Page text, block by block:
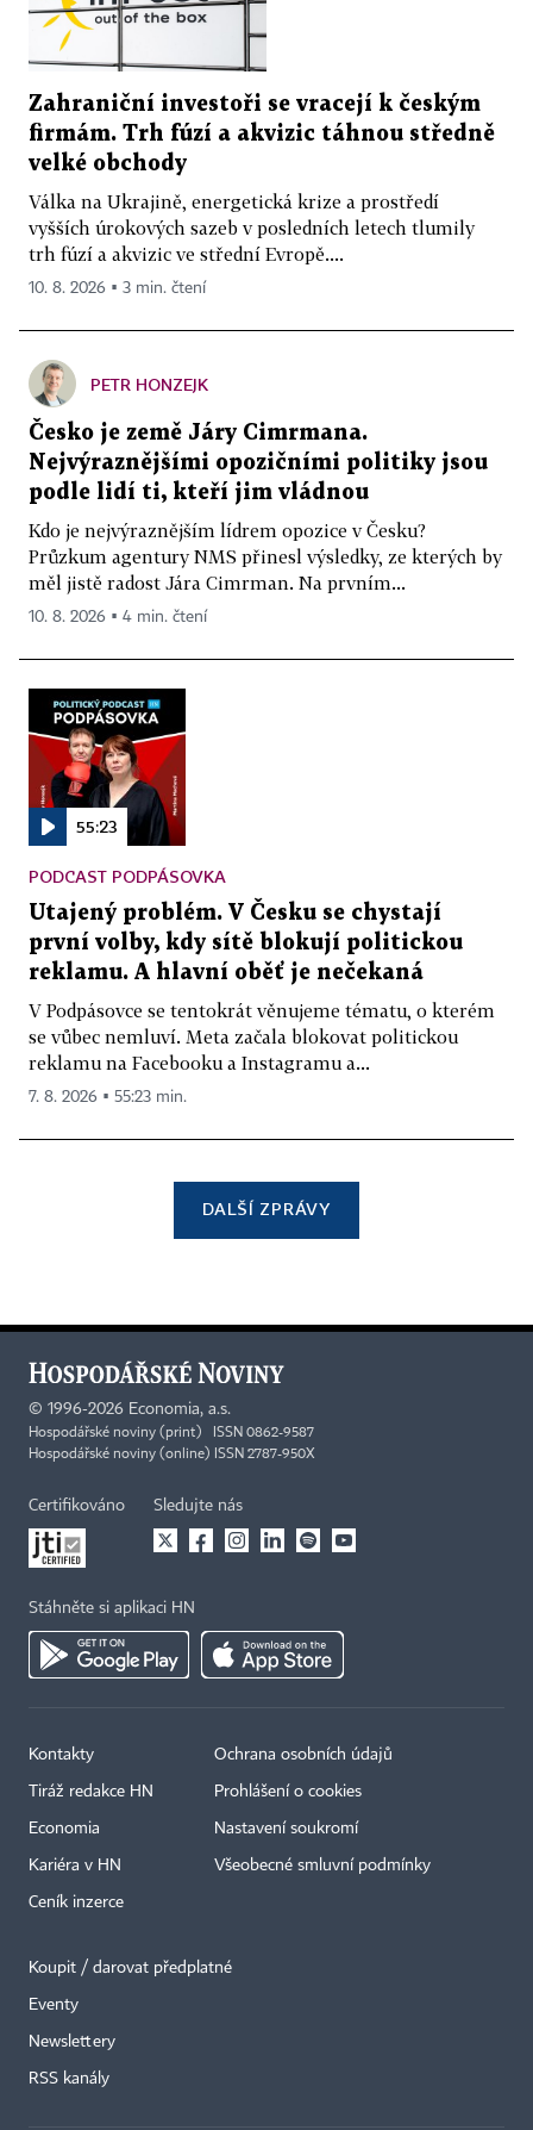
Zahraniční investoři se vracejí k českým
firmám. Trh fúzí a akvizic táhnou středně
velké obchody
Válka na Ukrajině, energetická krize a prostředí
vyšších úrokových sazeb v posledních letech tlumily
trh fúzí a akvizic ve střední Evropě....
10. 8. 2026 ▪ 3 min. čtení
PETR HONZEJK
Česko je země Járy Cimrmana.
Nejvýraznějšími opozičními politiky jsou
podle lidí ti, kteří jim vládnou
Kdo je nejvýraznějším lídrem opozice v Česku?
Průzkum agentury NMS přinesl výsledky, ze kterých by
měl jistě radost Jára Cimrman. Na prvním...
10. 8. 2026 ▪ 4 min. čtení
55:23
PODCAST PODPÁSOVKA
Utajený problém. V Česku se chystají
první volby, kdy sítě blokují politickou
reklamu. A hlavní oběť je nečekaná
V Podpásovce se tentokrát věnujeme tématu, o kterém
se vůbec nemluví. Meta začala blokovat politickou
reklamu na Facebooku a Instagramu a...
7. 8. 2026 ▪ 55:23 min.
DALŠÍ ZPRÁVY
© 1996-2026 Economia, a.s.
Hospodářské noviny (print) ISSN 0862-9587
Hospodářské noviny (online) ISSN 2787-950X
Certifikováno Sledujte nás
Stáhněte si aplikaci HN
Kontakty
Tiráž redakce HN
Economia
Kariéra v HN
Ceník inzerce
Ochrana osobních údajů
Prohlášení o cookies
Nastavení soukromí
Všeobecné smluvní podmínky
Koupit / darovat předplatné
Eventy
Newslettery
RSS kanály